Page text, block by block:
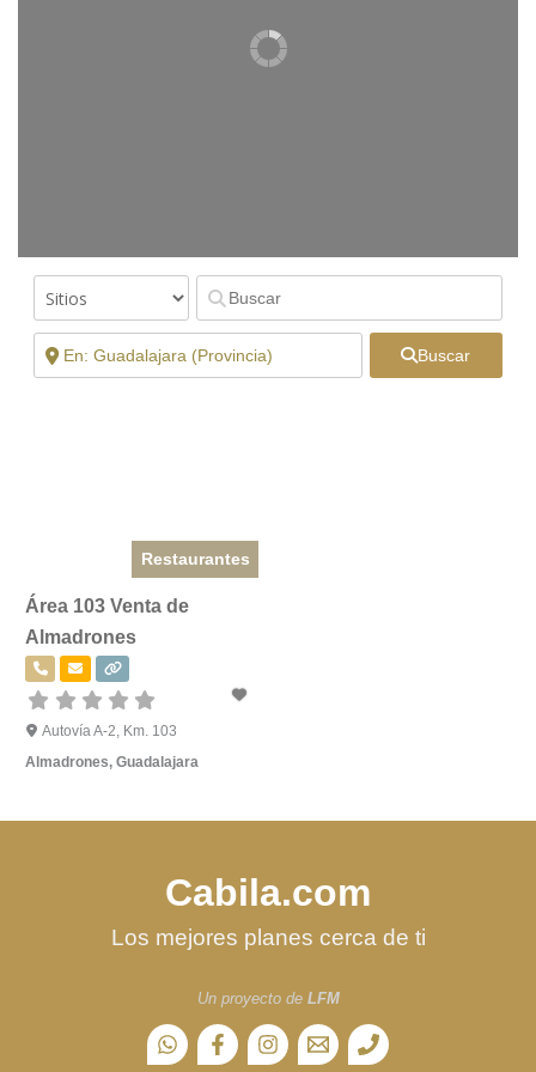
Buscar
Restaurantes
Área 103 Venta de
Almadrones
Autovía A-2, Km. 103
Almadrones, Guadalajara
Cabila.com
Los mejores planes cerca de ti
Un proyecto de LFM